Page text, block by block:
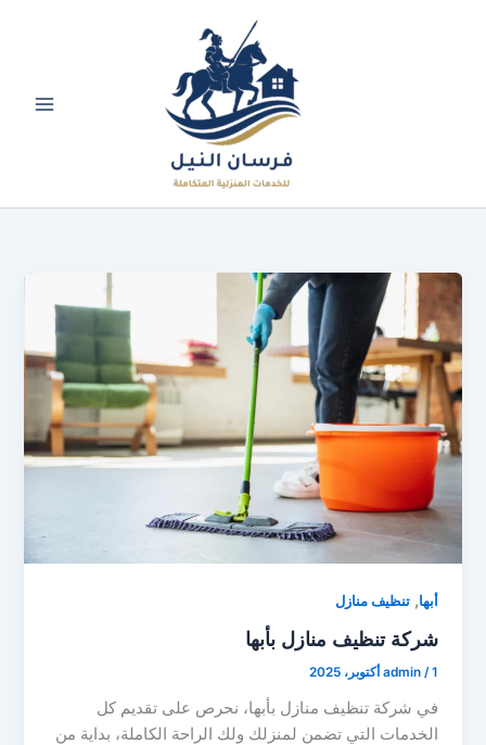
أبها,تنظيف منازل
شركة تنظيف منازل بأبها
admin /1 أكتوبر، 2025
في شركة تنظيف منازل بأبها، نحرص على تقديم كل
الخدمات التي تضمن لمنزلك ولك الراحة الكاملة، بداية من